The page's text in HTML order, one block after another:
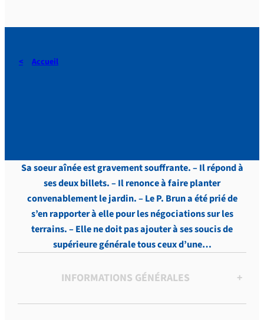
Accueil
Sa soeur aînée est gravement souffrante. – Il répond à
ses deux billets. – Il renonce à faire planter
convenablement le jardin. – Le P. Brun a été prié de
s’en rapporter à elle pour les négociations sur les
terrains. – Elle ne doit pas ajouter à ses soucis de
supérieure générale tous ceux d’une…
INFORMATIONS GÉNÉRALES +